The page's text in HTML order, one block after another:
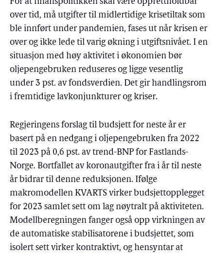
over tid, må utgifter til midlertidige krisetiltak som
ble innført under pandemien, fases ut når krisen er
over og ikke lede til varig økning i utgiftsnivået. I en
situasjon med høy aktivitet i økonomien bør
oljepengebruken reduseres og ligge vesentlig
under 3 pst. av fondsverdien. Det gir handlingsrom
i fremtidige lavkonjunkturer og kriser.
Regjeringens forslag til budsjett for neste år er
basert på en nedgang i oljepengebruken fra 2022
til 2023 på 0,6 pst. av trend-BNP for Fastlands-
Norge. Bortfallet av koronautgifter fra i år til neste
år bidrar til denne reduksjonen. Ifølge
makromodellen KVARTS virker budsjettopplegget
for 2023 samlet sett om lag nøytralt på aktiviteten.
Modellberegningen fanger også opp virkningen av
de automatiske stabilisatorene i budsjettet, som
isolert sett virker kontraktivt, og hensyntar at